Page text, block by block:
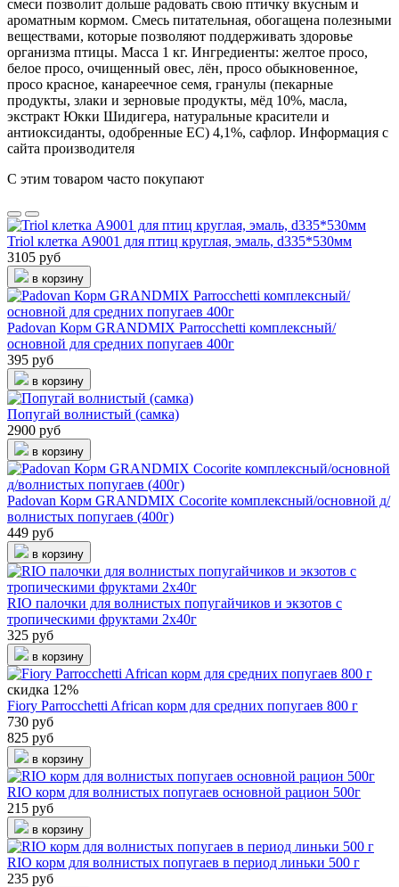
смеси позволит дольше радовать свою птичку вкусным и
ароматным кормом. Смесь питательная, обогащена полезными
веществами, которые позволяют поддерживать здоровье
организма птицы. Масса 1 кг. Ингредиенты: желтое просо,
белое просо, очищенный овес, лён, просо обыкновенное,
просо красное, канареечное семя, гранулы (пекарные
продукты, злаки и зерновые продукты, мёд 10%, масла,
экстракт Юкки Шидигера, натуральные красители и
антиоксиданты, одобренные ЕС) 4,1%, сафлор. Информация с
сайта производителя
С этим товаром часто покупают
Triol клетка A9001 для птиц круглая, эмаль, d335*530мм
3105 руб
в корзину
Padovan Корм GRANDMIX Parrocchetti комплексный/
основной для средних попугаев 400г
395 руб
в корзину
Попугай волнистый (самка)
2900 руб
в корзину
Padovan Корм GRANDMIX Cocorite комплексный/основной д/
волнистых попугаев (400г)
449 руб
в корзину
RIO палочки для волнистых попугайчиков и экзотов с
тропическими фруктами 2х40г
325 руб
в корзину
скидка 12%
Fiory Parrocchetti African корм для средних попугаев 800 г
730 руб
825 руб
в корзину
RIO корм для волнистых попугаев основной рацион 500г
215 руб
в корзину
RIO корм для волнистых попугаев в период линьки 500 г
235 руб